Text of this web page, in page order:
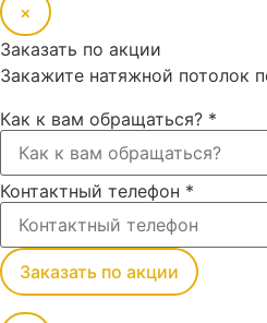
×
Заказать по акции
Закажите натяжной потолок
Как к вам обращаться? *
Контактный телефон *
Заказать по акции